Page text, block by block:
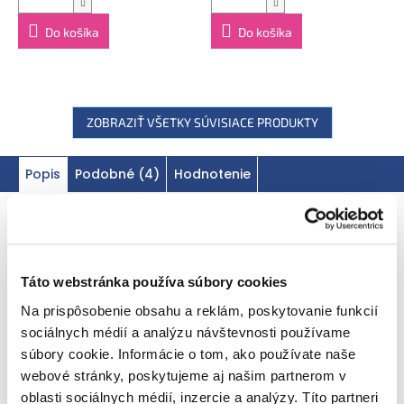
Táto webstránka používa súbory cookies
Na prispôsobenie obsahu a reklám, poskytovanie funkcií
sociálnych médií a analýzu návštevnosti používame
súbory cookie. Informácie o tom, ako používate naše
webové stránky, poskytujeme aj našim partnerom v
oblasti sociálnych médií, inzercie a analýzy. Títo partneri
Výrobca:Ella's Kitchen Ella's Barn, 22 Greys Green Farm
Rotherfield Greys Henley-on-Thames RG9 4QG, Veľká
Británia. Oficiálny distribútor: Health Academy, s. r. o.,
Do košíka Do košíka
ZOBRAZIŤ VŠETKY SÚVISIACE PRODUKTY
Popis Podobné (4) Hodnotenie
Ahoj, sme lahodné bio chrumky
s paradajkami a pórom